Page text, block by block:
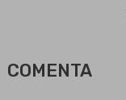
COMENTA